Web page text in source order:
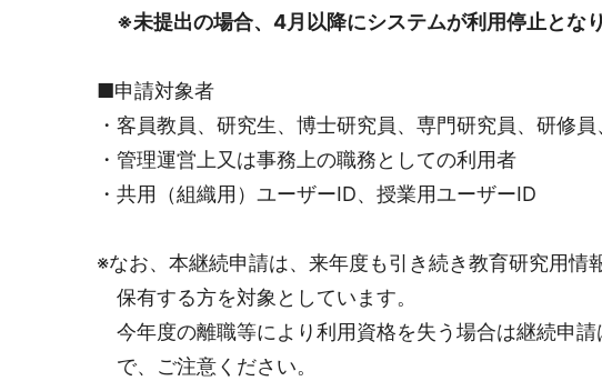
※未提出の場合、4月以降にシステムが利用停止とな
■申請対象者
・客員教員、研究生、博士研究員、専門研究員、研修
・管理運営上又は事務上の職務としての利用者
・共用（組織用）ユーザーID、授業用ユーザーID
※なお、本継続申請は、来年度も引き続き教育研究用情
保有する方を対象としています。
今年度の離職等により利用資格を失う場合は継続申請
で、ご注意ください。